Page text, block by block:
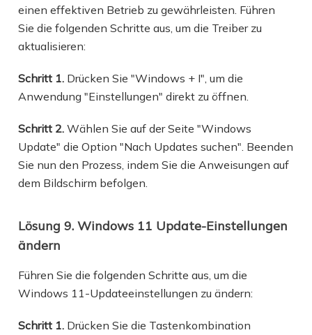
einen effektiven Betrieb zu gewährleisten. Führen
Sie die folgenden Schritte aus, um die Treiber zu
aktualisieren:
Schritt 1. Drücken Sie "Windows + I", um die
Anwendung "Einstellungen" direkt zu öffnen.
Schritt 2. Wählen Sie auf der Seite "Windows
Update" die Option "Nach Updates suchen". Beenden
Sie nun den Prozess, indem Sie die Anweisungen auf
dem Bildschirm befolgen.
Lösung 9. Windows 11 Update-Einstellungen
ändern
Führen Sie die folgenden Schritte aus, um die
Windows 11-Updateeinstellungen zu ändern:
Schritt 1. Drücken Sie die Tastenkombination